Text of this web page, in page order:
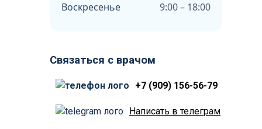
Воскресенье 9:00 – 18:00
Связаться с врачом
+7 (909) 156-56-79
Написать в телеграм